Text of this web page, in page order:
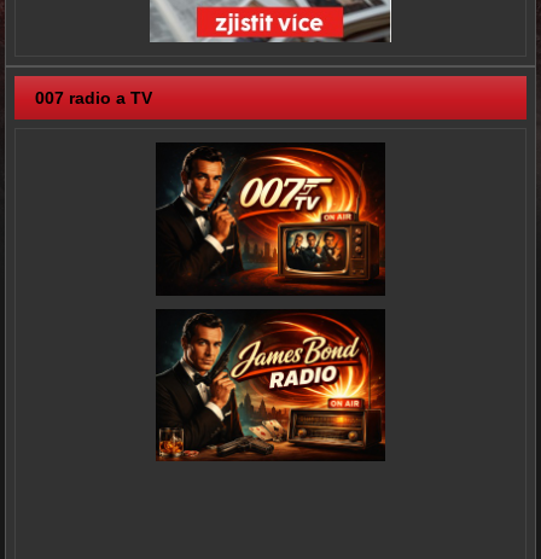
007 radio a TV